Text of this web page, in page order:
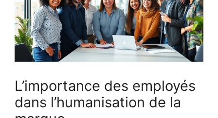
L’importance des employés
dans l’humanisation de la